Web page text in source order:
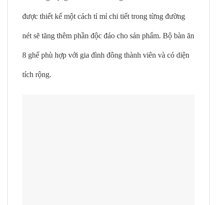
được thiết kế một cách tỉ mỉ chi tiết trong từng đường
nét sẽ tăng thêm phần độc đáo cho sản phẩm. Bộ bàn ăn
8 ghế phù hợp với gia đình đông thành viên và có diện
tích rộng.